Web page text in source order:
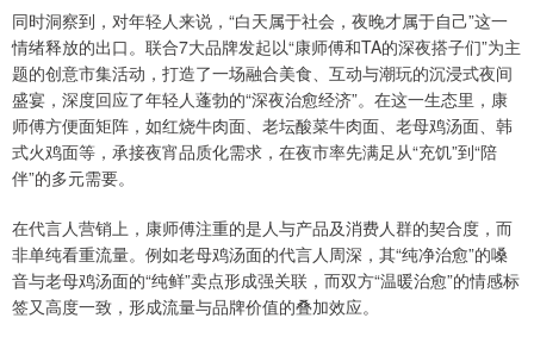
同时洞察到，对年轻人来说，“白天属于社会，夜晚才属于自己”这一
情绪释放的出口。联合7大品牌发起以“康师傅和TA的深夜搭子们”为主
题的创意市集活动，打造了一场融合美食、互动与潮玩的沉浸式夜间
盛宴，深度回应了年轻人蓬勃的“深夜治愈经济”。在这一生态里，康
师傅方便面矩阵，如红烧牛肉面、老坛酸菜牛肉面、老母鸡汤面、韩
式火鸡面等，承接夜宵品质化需求，在夜市率先满足从“充饥”到“陪
伴”的多元需要。
在代言人营销上，康师傅注重的是人与产品及消费人群的契合度，而
非单纯看重流量。例如老母鸡汤面的代言人周深，其“纯净治愈”的嗓
音与老母鸡汤面的“纯鲜”卖点形成强关联，而双方“温暖治愈”的情感标
签又高度一致，形成流量与品牌价值的叠加效应。